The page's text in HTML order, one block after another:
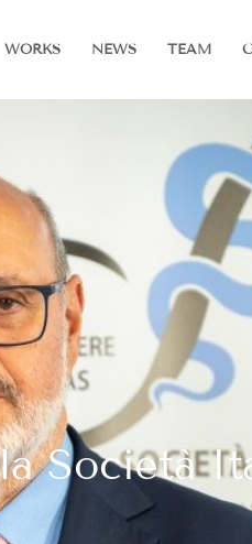
WORKS NEWS TEAM
Società